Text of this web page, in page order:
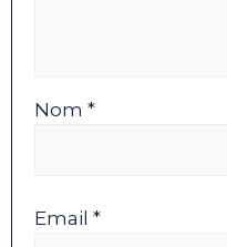
Nom *
Email *